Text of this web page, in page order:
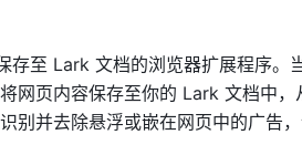
至 Lark 文档的浏览器扩展程序。
将网页内容保存至你的 Lark 文档中，
别并去除悬浮或嵌在网页中的广告，